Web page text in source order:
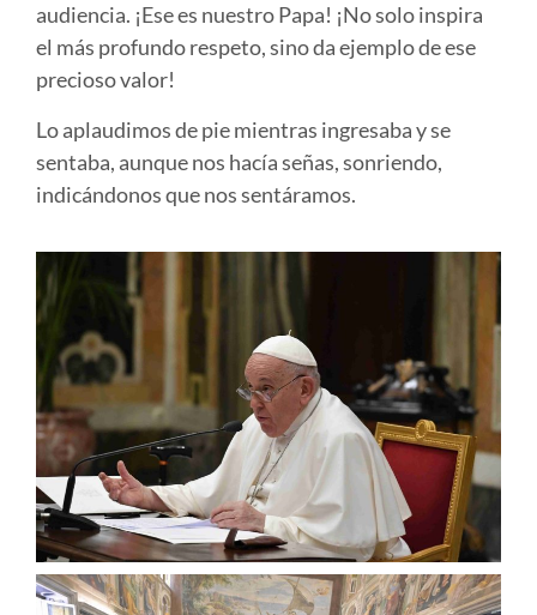
audiencia. ¡Ese es nuestro Papa! ¡No solo inspira
el más profundo respeto, sino da ejemplo de ese
precioso valor!
Lo aplaudimos de pie mientras ingresaba y se
sentaba, aunque nos hacía señas, sonriendo,
indicándonos que nos sentáramos.